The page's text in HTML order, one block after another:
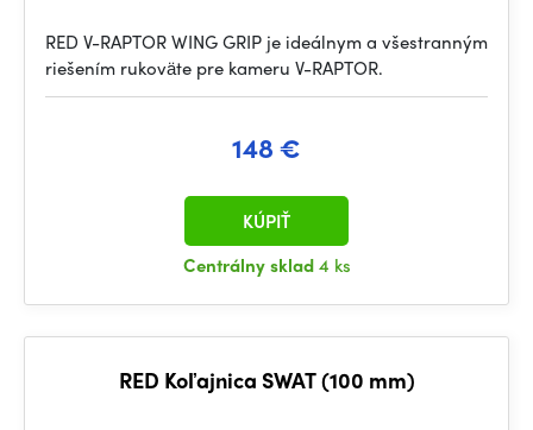
RED V-RAPTOR WING GRIP je ideálnym a všestranným
riešením rukoväte pre kameru V-RAPTOR.
148 €
Centrálny sklad4 ks
KÚPIŤ
RED Koľajnica SWAT (100 mm)